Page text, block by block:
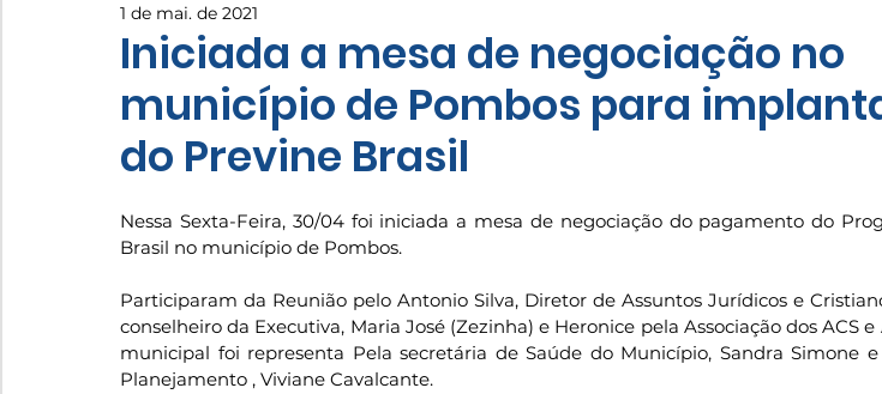
INSTAGRAM 2026
Iniciada a mesa de negociação no
município de Pombos para
do Previne Brasil
1 de mai. de 2021
Nessa Sexta-Feira, 30/04 foi iniciada a mesa de negociação do pagamento do
Brasil no município de Pombos.
Participaram da Reunião pelo Antonio Silva, Diretor de Assuntos Jurídicos e
conselheiro da Executiva, Maria José (Zezinha) e Heronice pela Associação dos ACS e
municipal foi representa Pela secretária de Saúde do Município, Sandra Simone
Planejamento , Viviane Cavalcante.